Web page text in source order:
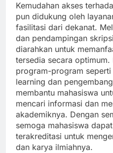
Kemudahan akses
pun didukung oleh
fasilitasi dari dekanat.
dan pendampingan
diarahkan untuk
tersedia secara optimum.
program-program
learning dan
membantu mahasiswa
mencari informasi dan
akademiknya. Dengan
semoga mahasiswa
terakreditasi untuk
dan karya ilmiahnya.